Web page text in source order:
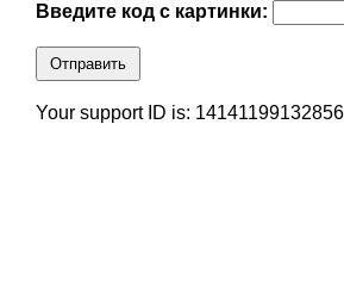
Введите код с картинки:
Отправить
Your support ID is: